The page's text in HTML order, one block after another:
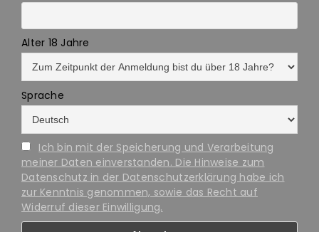
Alter 18 Jahre
Sprache
Ich bin mit der Speicherung und Verarbeitung
meiner Daten einverstanden. Die Hinweise zum
Datenschutz in der Datenschutzerklärung habe ich
zur Kenntnis genommen, sowie das Recht auf
Widerruf dieser Einwilligung.